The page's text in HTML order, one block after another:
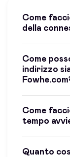
Come
della
Come
indirizzo
Come
tempo
Quanto